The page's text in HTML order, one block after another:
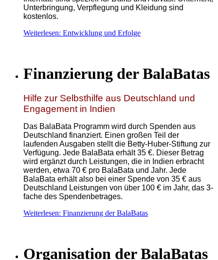
Unterbringung, Verpflegung und Kleidung sind
kostenlos.
Weiterlesen: Entwicklung und Erfolge
Finanzierung der BalaBatas
Hilfe zur Selbsthilfe aus Deutschland und
Engagement in Indien
Das BalaBata Programm wird durch Spenden aus
Deutschland finanziert. Einen großen Teil der
laufenden Ausgaben stellt die Betty-Huber-Stiftung zur
Verfügung. Jede BalaBata erhält 35 €. Dieser Betrag
wird ergänzt durch Leistungen, die in Indien erbracht
werden, etwa 70 € pro BalaBata und Jahr. Jede
BalaBata erhält also bei einer Spende von 35 € aus
Deutschland Leistungen von über 100 € im Jahr, das 3-
fache des Spendenbetrages.
Weiterlesen: Finanzierung der BalaBatas
Organisation der BalaBatas